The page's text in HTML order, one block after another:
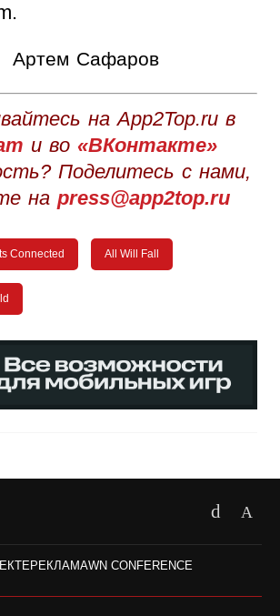
Артем Сафаров
на App2Top.ru в
и во «ВКонтакте»
Поделитесь с нами,
на press@app2top.ru
Connected All Will Fall
РЕКЛАМАWN CONFERENCE